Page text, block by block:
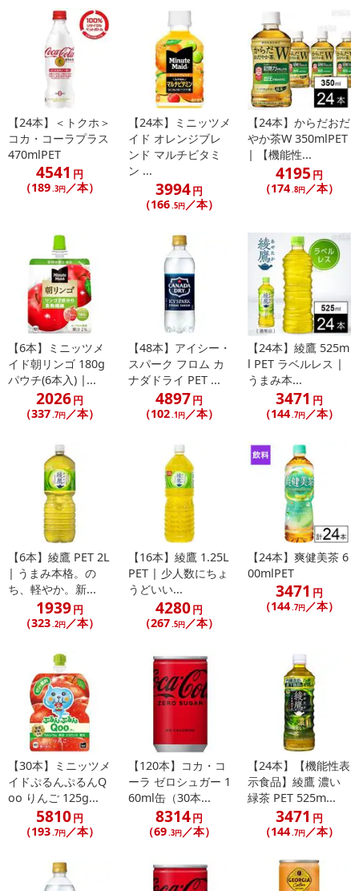
その他共通および商品カテゴリー別注意事項（※必ずご確認くだ
こちらの情報は2026-07-09 14:08:36.0での情報となります。
【24本】＜トクホ＞
コカ・コーラプラス
470mlPET
4541 円
（189.3円／本）
【24本】ミニッツメ
イド オレンジブレ
ンド マルチビタミ
ン ...
3994円
（166.5円／本）
【24本】からだおだ
やか茶W 350mlPET
| 【機能性...
4195 円
（174.8円／本）
【6本】ミニッツメ
イド朝リンゴ 180g
パウチ(6本入) |...
2026円
（337.7円／本）
【48本】アイシー・
スパーク フロム カ
ナダドライ PET ...
4897円
（102.1円／本）
【24本】綾鷹 525m
l PET ラベルレス |
うまみ本...
3471 円
（144.7円／本）
【6本】綾鷹 PET 2L
| うまみ本格。の
ち、軽やか。新...
1939円
（323 .2円／本）
【16本】綾鷹 1.25L
PET | 少人数にちょ
うどいい...
4280円
（267 .5円 ／本）
【24本】爽健美茶 6
00mlPET
3471 円
（144 .7円 ／本）
【30本】ミニッツメ
イドぷるんぷるんQ
oo りんご 125g...
5810円
（193.7円／本）
【120本】コカ・コ
ーラ ゼロシュガー 1
60ml缶（30本...
8314円
（69.3円／本）
【24本】【機能性表
示食品】綾鷹 濃い
緑茶 PET 525m...
3471 円
（144.7円／本）